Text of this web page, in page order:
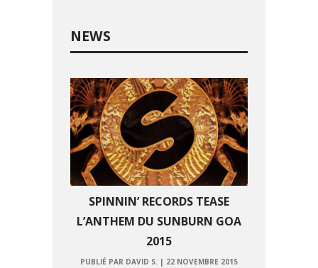
NEWS
SPINNIN’ RECORDS TEASE
L’ANTHEM DU SUNBURN GOA
2015
PUBLIÉ PAR DAVID S. | 22 NOVEMBRE 2015